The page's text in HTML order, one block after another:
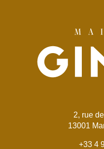
2, rue
13001
+33 4